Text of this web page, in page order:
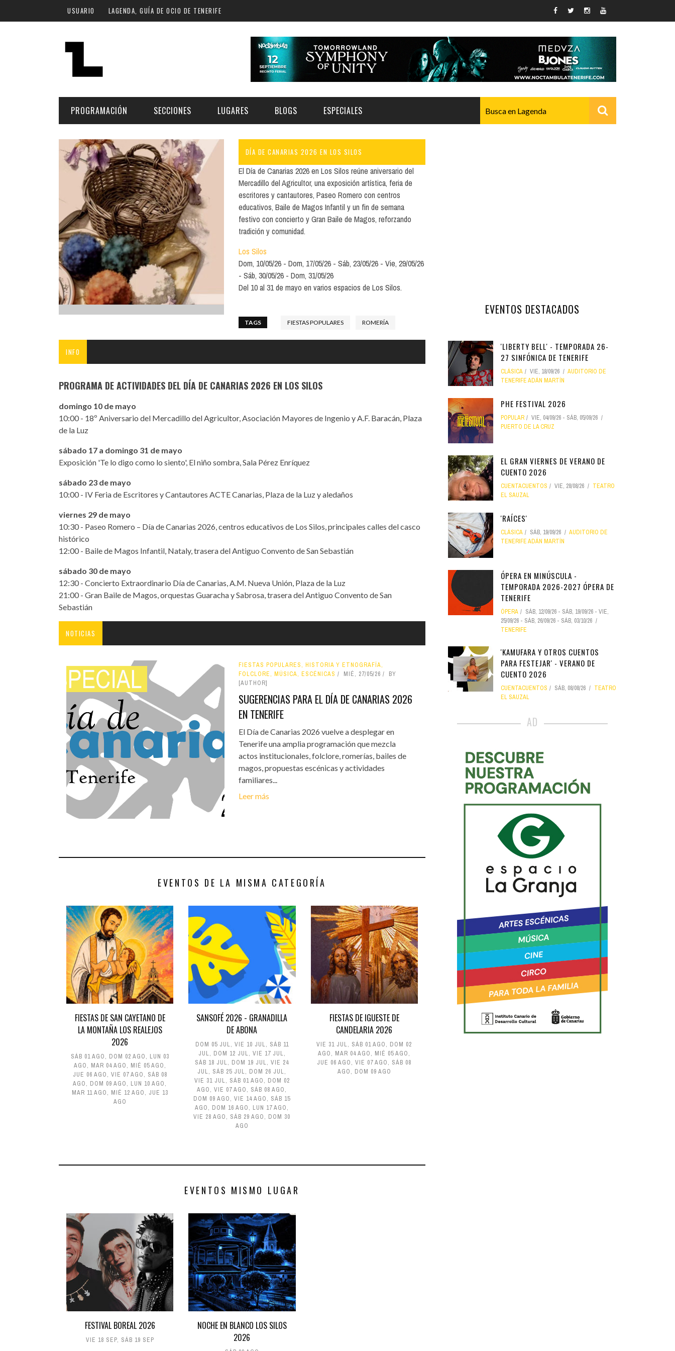
Pasar al contenido principal
USUARIO LAGENDA, GUÍA DE OCIO DE TENERIFE
PROGRAMACIÓN
FECHA
Hoy
Plan Finde
Norte
Santa Cruz | La Laguna
Islas
Cultura
Deporte y Naturaleza
Escénicas
SECCIONES
MÚSICA
ESCÉNICAS
CULTURA
GASTRONOMÍA
INFANTIL
LUGARES
ARTE | MUSEOS
SALAS Y AUDITORIOS
ESPACIOS CULTURALES
LOCALES CON ACTUACIONES
COMERCIO
BLOGS ESPECIALES
FESTIVAL BOREAL 2026
FESTIVAL TAGANANA 2026
TENERIFE PHE FESTIVAL 2026
XXVII VERANO DE CUENTO
DÍA DE CANARIAS 2026 EN LOS SILOS
El Día de Canarias 2026 en Los Silos reúne aniversario del
Mercadillo del Agricultor, una exposición artística, feria de
escritores y cantautores, Paseo Romero con centros
educativos, Baile de Magos Infantil y un fin de semana
festivo con concierto y Gran Baile de Magos, reforzando
tradición y comunidad.
Los Silos
Dom, 10/05/26
Dom, 17/05/26 Sáb, 23/05/26
Vie, 29/05/26
Sáb, 30/05/26
Dom, 31/05/26
Del 10 al 31 de mayo en varios espacios de Los Silos.
TAGS FIESTAS POPULARES ROMERÍA
INFO
PROGRAMA DE ACTIVIDADES DEL DÍA DE CANARIAS 2026 EN LOS SILOS
domingo 10 de mayo
10:00 - 18º Aniversario del Mercadillo del Agricultor, Asociación Mayores de Ingenio y A.F. Baracán, Plaza
de la Luz
sábado 17 a domingo 31 de mayo
Exposición 'Te lo digo como lo siento', El niño sombra, Sala Pérez Enríquez
sábado 23 de mayo
10:00 - IV Feria de Escritores y Cantautores ACTE Canarias, Plaza de la Luz y aledaños
viernes 29 de mayo
10:30 - Paseo Romero – Día de Canarias 2026, centros educativos de Los Silos, principales calles del casco
histórico
12:00 - Baile de Magos Infantil, Nataly, trasera del Antiguo Convento de San Sebastián
sábado 30 de mayo
12:30 - Concierto Extraordinario Día de Canarias, A.M. Nueva Unión, Plaza de la Luz
21:00 - Gran Baile de Magos, orquestas Guaracha y Sabrosa, trasera del Antiguo Convento de San
Sebastián
NOTICIAS
FIESTAS POPULARES, HISTORIA Y ETNOGRAFÍA,
FOLCLORE, MÚSICA, ESCÉNICAS
MIÉ, 27/05/26
BY
[AUTHOR]
SUGERENCIAS PARA EL DÍA DE CANARIAS 2026
EN TENERIFE
El Día de Canarias 2026 vuelve a desplegar en
Tenerife una amplia programación que mezcla
actos institucionales, folclore, romerías, bailes de
magos, propuestas escénicas y actividades
familiares...
Leer más
EVENTOS DE LA MISMA CATEGORÍA
FIESTAS DE SAN CAYETANO DE
LA MONTAÑA LOS REALEJOS
2026
SÁB 01 AGO, DOM 02 AGO, LUN 03
AGO, MAR 04 AGO, MIÉ 05 AGO,
JUE 06 AGO, VIE 07 AGO, SÁB 08
AGO, DOM 09 AGO, LUN 10 AGO,
MAR 11 AGO, MIÉ 12 AGO, JUE 13
AGO
SANSOFÉ 2026 - GRANADILLA
DE ABONA
DOM 05 JUL, VIE 10 JUL, SÁB 11
JUL, DOM 12 JUL, VIE 17 JUL,
SÁB 18 JUL, DOM 19 JUL,VIE 24
JUL, SÁB 25 JUL, DOM 26 JUL,
VIE 31 JUL, SÁB 01 AGO, DOM 02
AGO,VIE 07 AGO, SÁB 08 AGO,
DOM 09 AGO,VIE 14 AGO, SÁB 15
AGO, DOM 16 AGO, LUN 17 AGO,
VIE 28 AGO, SÁB 29 AGO, DOM 30
AGO
FIESTAS DE IGUESTE DE
CANDELARIA 2026
VIE 31 JUL, SÁB 01 AGO, DOM 02
AGO, MAR 04 AGO, MIÉ 05 AGO,
JUE 06 AGO,VIE 07 AGO, SÁB 08
AGO, DOM 09 AGO
EVENTOS MISMO LUGAR
FESTIVAL BOREAL 2026
VIE 18 SEP, SÁB 19 SEP
NOCHE EN BLANCO LOS SILOS
2026
EVENTOS DESTACADOS
'LIBERTY BELL' - TEMPORADA 26-
27 SINFÓNICA DE TENERIFE
CLÁSICA VIE, 18/09/26
AUDITORIO DE
TENERIFE ADÁN MARTÍN
PHE FESTIVAL 2026
POPULAR VIE, 04/09/26 - SÁB, 05/09/26
PUERTO DE LA CRUZ
EL GRAN VIERNES DE VERANO DE
CUENTO 2026
CUENTACUENTOS VIE, 28/08/26
TEATRO
EL SAUZAL
'RAÍCES'
CLÁSICA SÁB, 19/09/26
AUDITORIO DE
TENERIFE ADÁN MARTÍN
ÓPERA EN MINÚSCULA -
TEMPORADA 2026-2027 ÓPERA DE
TENERIFE
ÓPERA SÁB, 12/09/26 - SÁB, 19/09/26 - VIE,
25/09/26 - SÁB, 26/09/26 - SÁB, 03/10/26
TENERIFE
'KAMUFARA Y OTROS CUENTOS
PARA FESTEJAR' - VERANO DE
CUENTO 2026
CUENTACUENTOS SÁB, 08/08/26
TEATRO
EL SAUZAL
AD